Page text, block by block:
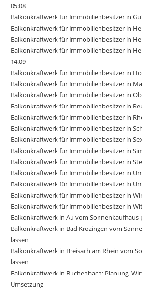
05:08
Balkonkraftwerk für Immobilienbesitzer in
Balkonkraftwerk für Immobilienbesitzer in
Balkonkraftwerk für Immobilienbesitzer in
Balkonkraftwerk für Immobilienbesitzer in
14:09
Balkonkraftwerk für Immobilienbesitzer in
Balkonkraftwerk für Immobilienbesitzer in
Balkonkraftwerk für Immobilienbesitzer in
Balkonkraftwerk für Immobilienbesitzer in
Balkonkraftwerk für Immobilienbesitzer in
Balkonkraftwerk für Immobilienbesitzer in
Balkonkraftwerk für Immobilienbesitzer in
Balkonkraftwerk für Immobilienbesitzer in
Balkonkraftwerk für Immobilienbesitzer in
Balkonkraftwerk für Immobilienbesitzer in
Balkonkraftwerk für Immobilienbesitzer in
Balkonkraftwerk für Immobilienbesitzer in
Balkonkraftwerk für Immobilienbesitzer in
Balkonkraftwerk in Au vom Sonnenkaufhaus
Balkonkraftwerk in Bad Krozingen vom
lassen
Balkonkraftwerk in Breisach am Rhein vom
lassen
Balkonkraftwerk in Buchenbach: Planung,
Umsetzung